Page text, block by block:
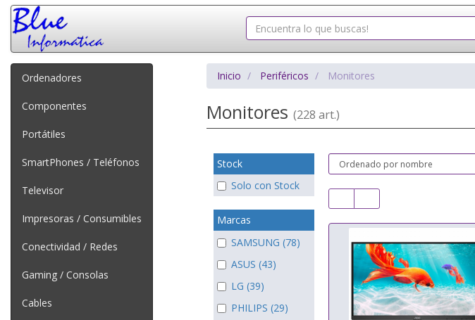
Ordenadores
Componentes
Portátiles
SmartPhones / Teléfonos
Televisor
Impresoras / Consumibles
Conectividad / Redes
Gaming / Consolas
Cables
Inicio Periféricos Monitores
Monitores (228 art.)
Stock
Solo con Stock
Marcas
SAMSUNG (78)
ASUS (43)
LG (39)
PHILIPS (29)